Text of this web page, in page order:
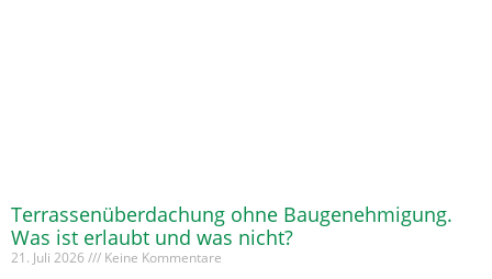
Terrassenüberdachung ohne Baugenehmigung.
Was ist erlaubt und was nicht?
21. Juli 2026 Keine Kommentare